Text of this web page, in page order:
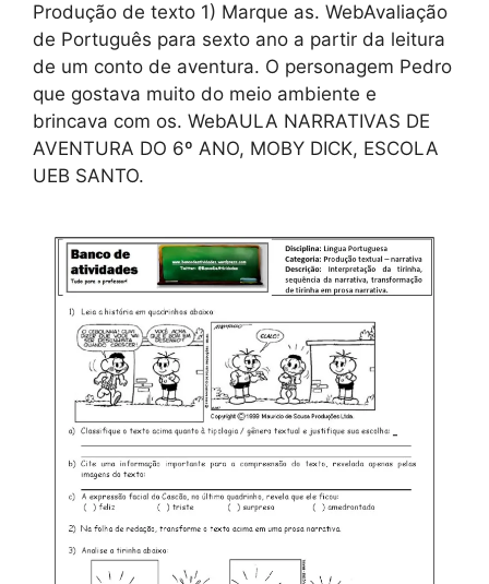
Produção de texto 1) Marque as. WebAvaliação
de Português para sexto ano a partir da leitura
de um conto de aventura. O personagem Pedro
que gostava muito do meio ambiente e
brincava com os. WebAULA NARRATIVAS DE
AVENTURA DO 6º ANO, MOBY DICK, ESCOLA
UEB SANTO.